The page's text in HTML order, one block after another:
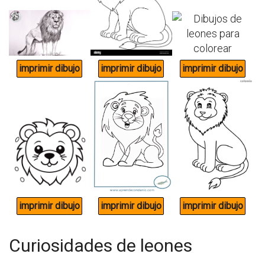
Curiosidades de leones